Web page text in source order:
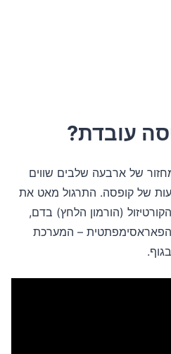
עובדת?
של ארבעה שלבים שווים
של קופסה. התרגול מאט את
(הורמון הלחץ) בדם,
– המערכת